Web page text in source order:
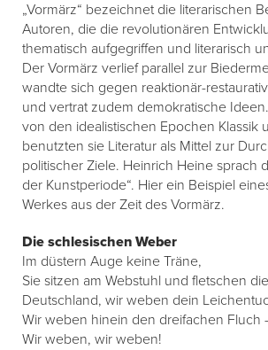
„Vormärz“ bezeichnet die literarischen
Autoren, die die revolutionären
thematisch aufgegriffen und literarisch
Der Vormärz verlief parallel zur
wandte sich gegen reaktionär-
und vertrat zudem demokratische
von den idealistischen Epochen Klassik
benutzten sie Literatur als Mittel zur
politischer Ziele. Heinrich Heine sprach
der Kunstperiode“. Hier ein Beispiel
Werkes aus der Zeit des Vormärz.
Die schlesischen Weber
Im düstern Auge keine Träne,
Sie sitzen am Webstuhl und fletschen
Deutschland, wir weben dein
Wir weben hinein den dreifachen Fluch
Wir weben, wir weben!